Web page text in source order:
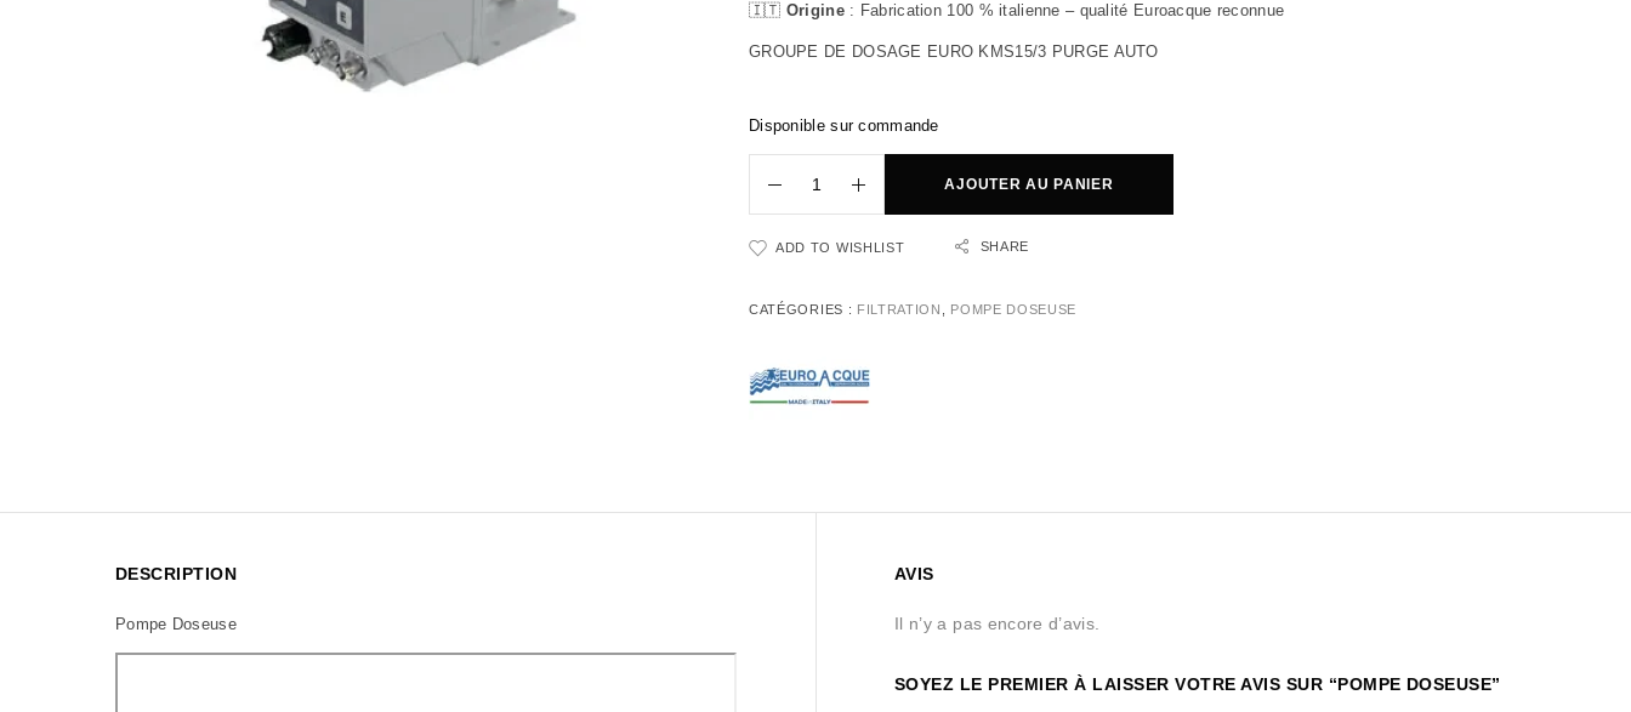
🇮🇹 Origine: Fabrication 100 % italienne – qualité Euroacque reconnue
GROUPE DE DOSAGE EURO KMS15/3 PURGE AUTO
Disponible sur commande
AJOUTER AU PANIER
ADD TO WISHLIST SHARE
CATÉGORIES : FILTRATION , POMPE DOSEUSE
DESCRIPTION
Pompe Doseuse
AVIS
Il n’y a pas encore d’avis.
SOYEZ LE PREMIER À LAISSER VOTRE AVIS SUR “POMPE DOSEUSE”